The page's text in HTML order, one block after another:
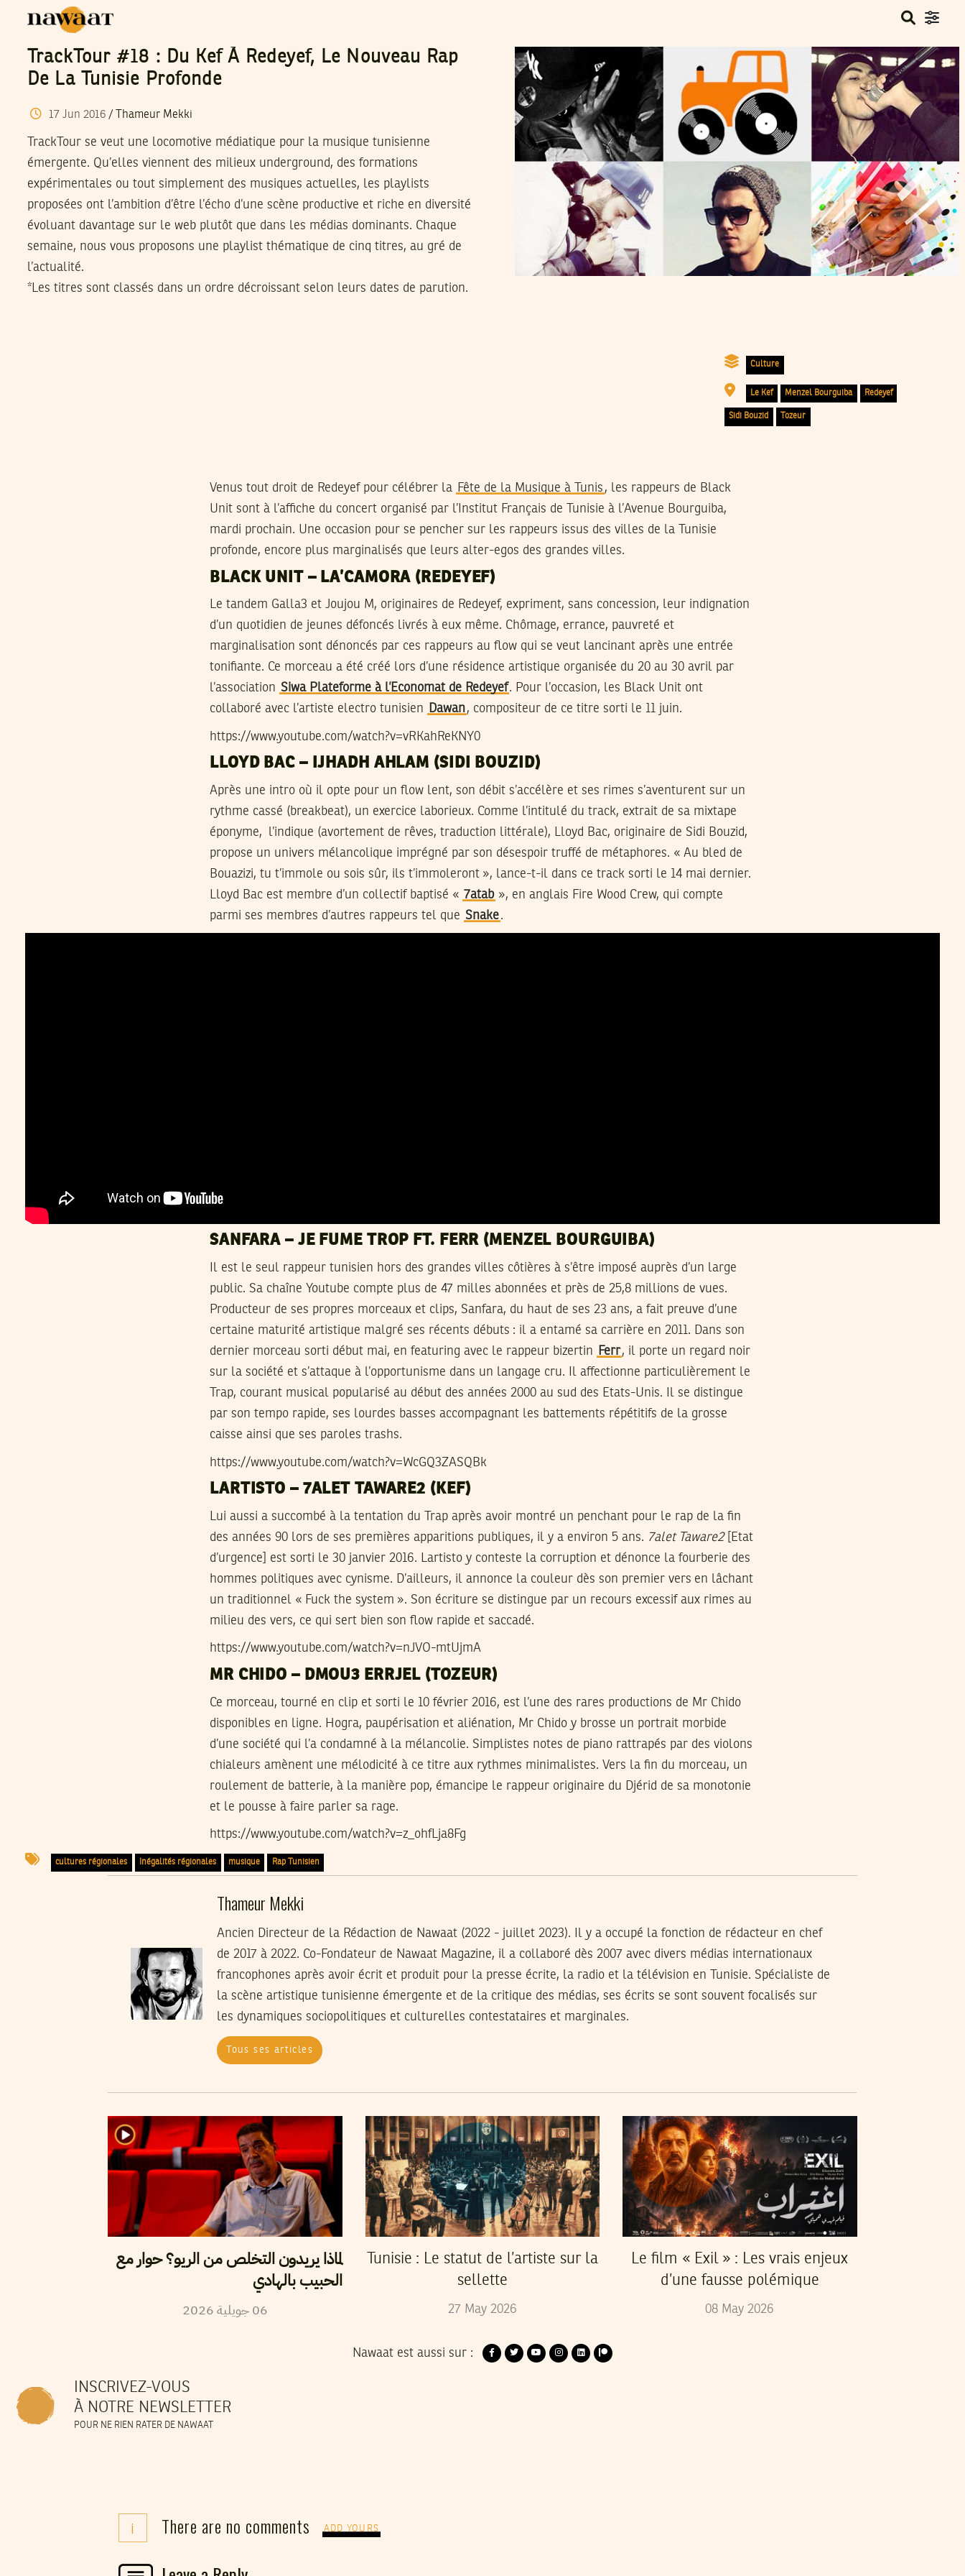
TrackTour #18 : Du Kef À Redeyef, Le Nouveau Rap
De La Tunisie Profonde
17 Jun 2016/ Thameur Mekki
TrackTour se veut une locomotive médiatique pour la musique tunisienne
émergente. Qu’elles viennent des milieux underground, des formations
expérimentales ou tout simplement des musiques actuelles, les playlists
proposées ont l’ambition d’être l’écho d’une scène productive et riche en diversité
évoluant davantage sur le web plutôt que dans les médias dominants. Chaque
semaine, nous vous proposons une playlist thématique de cinq titres, au gré de
l’actualité.
*Les titres sont classés dans un ordre décroissant selon leurs dates de parution.
Culture
Le Kef Menzel Bourguiba Redeyef
Sidi Bouzid Tozeur
Venus tout droit de Redeyef pour célébrer la Fête de la Musique à Tunis , les rappeurs de Black
Unit sont à l’affiche du concert organisé par l’Institut Français de Tunisie à l’Avenue Bourguiba,
mardi prochain. Une occasion pour se pencher sur les rappeurs issus des villes de la Tunisie
profonde, encore plus marginalisés que leurs alter-egos des grandes villes.
BLACK UNIT – LA’CAMORA (REDEYEF)
Le tandem Galla3 et Joujou M, originaires de Redeyef, expriment, sans concession, leur indignation
d’un quotidien de jeunes défoncés livrés à eux même. Chômage, errance, pauvreté et
marginalisation sont dénoncés par ces rappeurs au flow qui se veut lancinant après une entrée
tonifiante. Ce morceau a été créé lors d’une résidence artistique organisée du 20 au 30 avril par
l’association Siwa Plateforme à l’Economat de Redeyef. Pour l’occasion, les Black Unit ont
collaboré avec l’artiste electro tunisien
Dawan, compositeur de ce titre sorti le 11 juin.
https://www.youtube.com/watch?v=vRKahReKNY0
LLOYD BAC – IJHADH AHLAM (SIDI BOUZID)
Après une intro où il opte pour un flow lent, son débit s’accélère et ses rimes s’aventurent sur un
rythme cassé (breakbeat), un exercice laborieux. Comme l’intitulé du track, extrait de sa mixtape
éponyme, l’indique (avortement de rêves, traduction littérale), Lloyd Bac, originaire de Sidi Bouzid,
propose un univers mélancolique imprégné par son désespoir truffé de métaphores. « Au bled de
Bouazizi, tu t’immole ou sois sûr, ils t’immoleront », lance-t-il dans ce track sorti le 14 mai dernier.
Lloyd Bac est membre d’un collectif baptisé « 7atab », en anglais Fire Wood Crew, qui compte
parmi ses membres d’autres rappeurs tel que Snake.
SANFARA – JE FUME TROP FT. FERR (MENZEL BOURGUIBA)
Il est le seul rappeur tunisien hors des grandes villes côtières à s’être imposé auprès d’un large
public. Sa chaîne Youtube compte plus de 47 milles abonnées et près de 25,8 millions de vues.
Producteur de ses propres morceaux et clips, Sanfara, du haut de ses 23 ans, a fait preuve d’une
certaine maturité artistique malgré ses récents débuts : il a entamé sa carrière en 2011. Dans son
dernier morceau sorti début mai, en featuring avec le rappeur bizertin
Ferr, il porte un regard noir
sur la société et s’attaque à l’opportunisme dans un langage cru. Il affectionne particulièrement le
Trap, courant musical popularisé au début des années 2000 au sud des Etats-Unis. Il se distingue
par son tempo rapide, ses lourdes basses accompagnant les battements répétitifs de la grosse
caisse ainsi que ses paroles trashs.
https://www.youtube.com/watch?v=WcGQ3ZASQBk
LARTISTO – 7ALET TAWARE2 (KEF)
Lui aussi a succombé à la tentation du Trap après avoir montré un penchant pour le rap de la fin
des années 90 lors de ses premières apparitions publiques, il y a environ 5 ans. 7alet Taware2[Etat
d’urgence] est sorti le 30 janvier 2016. Lartisto y conteste la corruption et dénonce la fourberie des
hommes politiques avec cynisme. D’ailleurs, il annonce la couleur dès son premier vers en lâchant
un traditionnel « Fuck the system ». Son écriture se distingue par un recours excessif aux rimes au
milieu des vers, ce qui sert bien son flow rapide et saccadé.
https://www.youtube.com/watch?v=nJVO-mtUjmA
MR CHIDO – DMOU3 ERRJEL (TOZEUR)
Ce morceau, tourné en clip et sorti le 10 février 2016, est l’une des rares productions de Mr Chido
disponibles en ligne. Hogra, paupérisation et aliénation, Mr Chido y brosse un portrait morbide
d’une société qui l’a condamné à la mélancolie. Simplistes notes de piano rattrapés par des violons
chialeurs amènent une mélodicité à ce titre aux rythmes minimalistes. Vers la fin du morceau, un
roulement de batterie, à la manière pop, émancipe le rappeur originaire du Djérid de sa monotonie
et le pousse à faire parler sa rage.
https://www.youtube.com/watch?v=z_ohfLja8Fg
cultures régionales Inégalités régionales musique Rap Tunisien
Thameur Mekki
Ancien Directeur de la Rédaction de Nawaat (2022 - juillet 2023). Il y a occupé la fonction de rédacteur en chef
de 2017 à 2022. Co-Fondateur de Nawaat Magazine, il a collaboré dès 2007 avec divers médias internationaux
francophones après avoir écrit et produit pour la presse écrite, la radio et la télévision en Tunisie. Spécialiste de
la scène artistique tunisienne émergente et de la critique des médias, ses écrits se sont souvent focalisés sur
les dynamiques sociopolitiques et culturelles contestataires et marginales.
Tous ses articles
لماذا يريدون التخلص من الريو؟ حوار مع
الحبيب بالهادي
06جويلية2026
Tunisie : Le statut de l’artiste sur la
sellette
27 May 2026
Le film « Exil » : Les vrais enjeux
d’une fausse polémique
08 May 2026
Nawaat est aussi sur :
INSCRIVEZ-VOUS
À NOTRE NEWSLETTER
POUR NE RIEN RATER DE NAWAAT
i There are no comments ADD YOURS